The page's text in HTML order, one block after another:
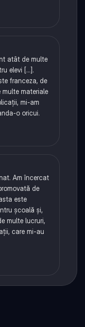
atât de multe
elevi [...].
franceza, de
materiale
mi-am
o oricui.
Am încercat
de
este
școală și,
multe lucruri,
care mi-au